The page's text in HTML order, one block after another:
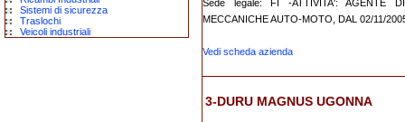
Sistemi di sicurezza
Traslochi
Veicoli industriali
Sede legale: FI -ATTIVITA': AGENTE
MECCANICHE AUTO-MOTO, DAL 02/11/
Vedi scheda azienda
3-DURU MAGNUS UGONNA